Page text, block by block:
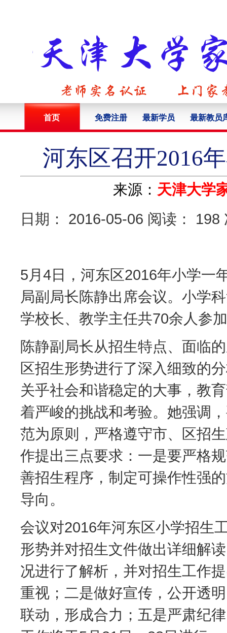
首页 免费注册 最新学员 最新教员
河东区召开2016
来源： 天津大学
日期： 2016-05-06 阅读： 198
5月4日，河东区2016年小学一
局副局长陈静出席会议。小学
学校长、教学主任共70余人参
陈静副局长从招生特点、面临
区招生形势进行了深入细致的
关乎社会和谐稳定的大事，教
着严峻的挑战和考验。她强调
范为原则，严格遵守市、区招
作提出三点要求：一是要严格
善招生程序，制定可操作性强
导向。
会议对2016年河东区小学招生
形势并对招生文件做出详细解
况进行了解析，并对招生工作
重视；二是做好宣传，公开透
联动，形成合力；五是严肃纪